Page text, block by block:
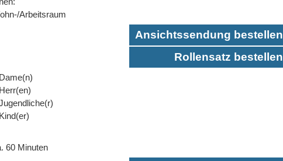
Arbeitsraum
Ansichtssendung bestellen
Rollensatz bestellen
60 Minuten